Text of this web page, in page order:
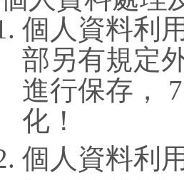
個人資料利
部另有規定
進行保存，
化！
個人資料利